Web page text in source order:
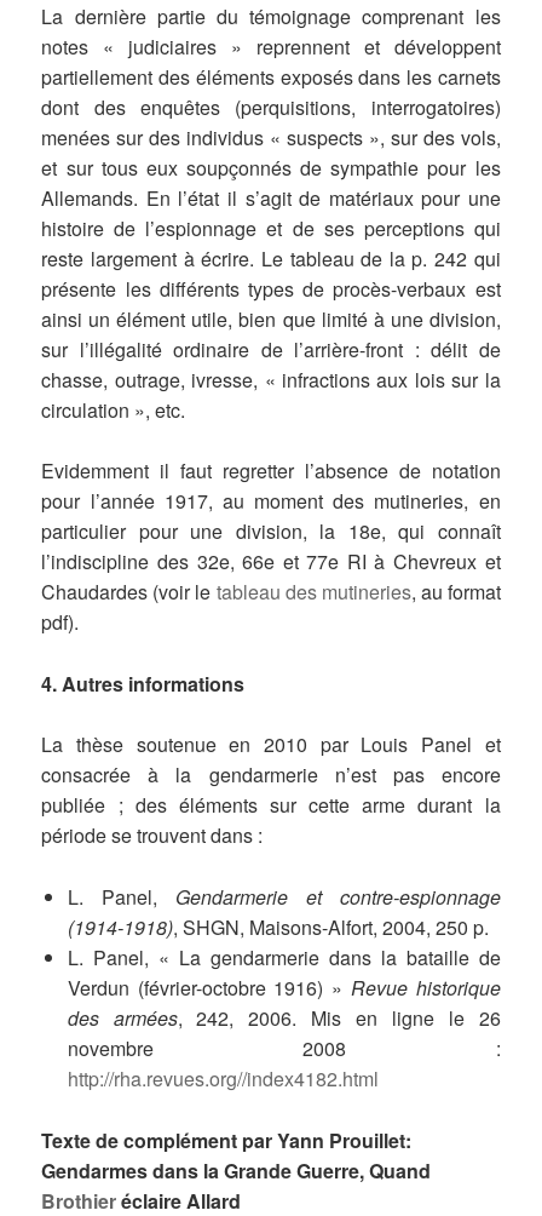
La dernière partie du témoignage comprenant les
notes « judiciaires » reprennent et développent
partiellement des éléments exposés dans les carnets
dont des enquêtes (perquisitions, interrogatoires)
menées sur des individus « suspects », sur des vols,
et sur tous eux soupçonnés de sympathie pour les
Allemands. En l’état il s’agit de matériaux pour une
histoire de l’espionnage et de ses perceptions qui
reste largement à écrire. Le tableau de la p. 242 qui
présente les différents types de procès-verbaux est
ainsi un élément utile, bien que limité à une division,
sur l’illégalité ordinaire de l’arrière-front : délit de
chasse, outrage, ivresse, « infractions aux lois sur la
circulation », etc.
Evidemment il faut regretter l’absence de notation
pour l’année 1917, au moment des mutineries, en
particulier pour une division, la 18e, qui connaît
l’indiscipline des 32e, 66e et 77e RI à Chevreux et
Chaudardes (voir le tableau des mutineries, au format
pdf).
4. Autres informations
La thèse soutenue en 2010 par Louis Panel et
consacrée à la gendarmerie n’est pas encore
publiée ; des éléments sur cette arme durant la
période se trouvent dans :
L. Panel, Gendarmerie et contre-espionnage
(1914-1918), SHGN, Maisons-Alfort, 2004, 250 p.
L. Panel, « La gendarmerie dans la bataille de
Verdun (février-octobre 1916) » Revue historique
des armées, 242, 2006. Mis en ligne le 26
novembre 2008 :
http://rha.revues.org//index4182.html
Texte de complément par Yann Prouillet:
Gendarmes dans la Grande Guerre, Quand
Brothieréclaire Allard